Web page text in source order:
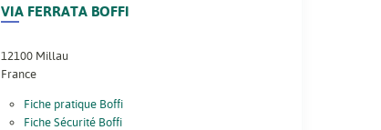
VIA FERRATA BOFFI
12100 Millau
France
Fiche pratique Boffi
Fiche Sécurité Boffi